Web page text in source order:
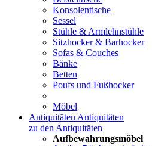
Konsolentische
Sessel
Stühle & Armlehnstühle
Sitzhocker & Barhocker
Sofas & Couches
Bänke
Betten
Poufs und Fußhocker
Möbel
Antiquitäten Antiquitäten
zu den Antiquitäten
Aufbewahrungsmöbel